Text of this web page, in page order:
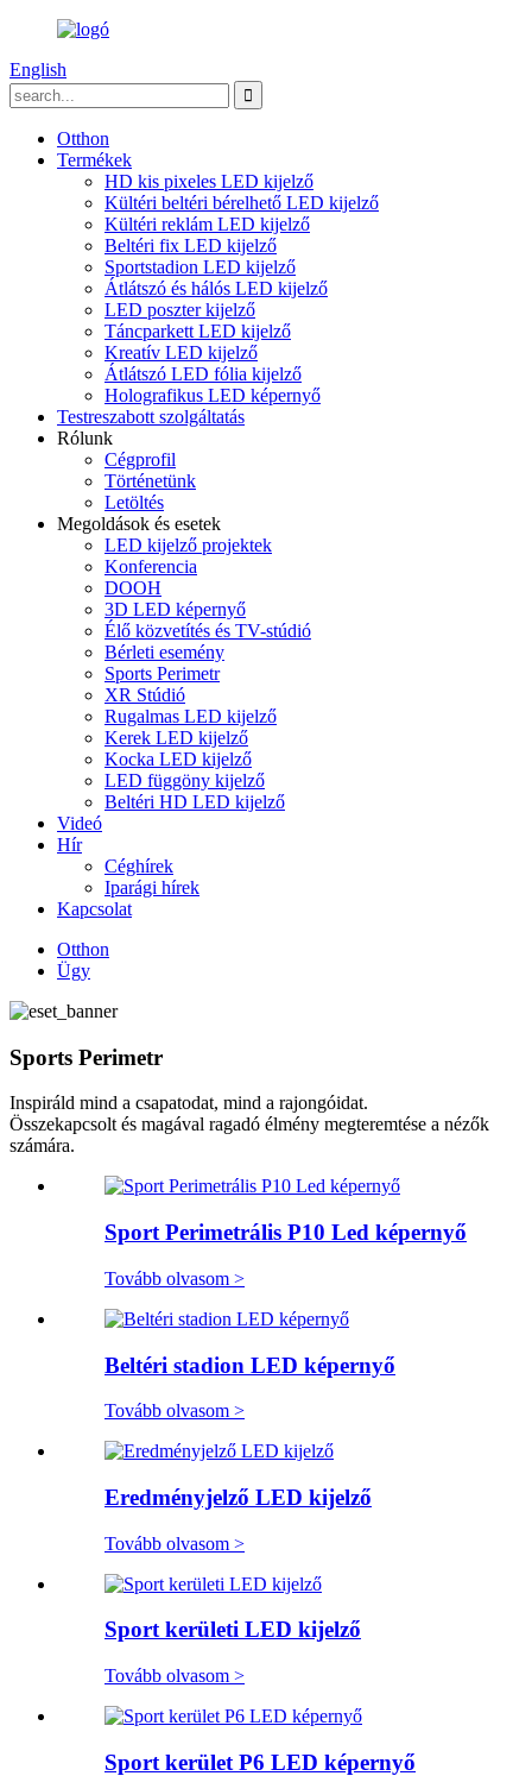
English
Otthon
Termékek
HD kis pixeles LED kijelző
Kültéri beltéri bérelhető LED kijelző
Kültéri reklám LED kijelző
Beltéri fix LED kijelző
Sportstadion LED kijelző
Átlátszó és hálós LED kijelző
LED poszter kijelző
Táncparkett LED kijelző
Kreatív LED kijelző
Átlátszó LED fólia kijelző
Holografikus LED képernyő
Testreszabott szolgáltatás
Rólunk
Cégprofil
Történetünk
Letöltés
Megoldások és esetek
LED kijelző projektek
Konferencia
DOOH
3D LED képernyő
Élő közvetítés és TV-stúdió
Bérleti esemény
Sports Perimetr
XR Stúdió
Rugalmas LED kijelző
Kerek LED kijelző
Kocka LED kijelző
LED függöny kijelző
Beltéri HD LED kijelző
Videó
Hír
Céghírek
Iparági hírek
Kapcsolat
Otthon
Ügy
Sports Perimetr
Inspiráld mind a csapatodat, mind a rajongóidat.
Összekapcsolt és magával ragadó élmény megteremtése a nézők
számára.
Sport Perimetrális P10 Led képernyő
Tovább olvasom >
Beltéri stadion LED képernyő
Tovább olvasom >
Eredményjelző LED kijelző
Tovább olvasom >
Sport kerületi LED kijelző
Tovább olvasom >
Sport kerület P6 LED képernyő